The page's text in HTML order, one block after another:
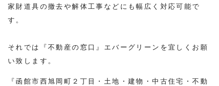
家財道具の撤去や解体工事などにも幅広く対応可能で
す。
それでは『不動産の窓口』エバーグリーンを宜しくお願
い致します。
『函館市西旭岡町２丁目・土地・建物・中古住宅・不動